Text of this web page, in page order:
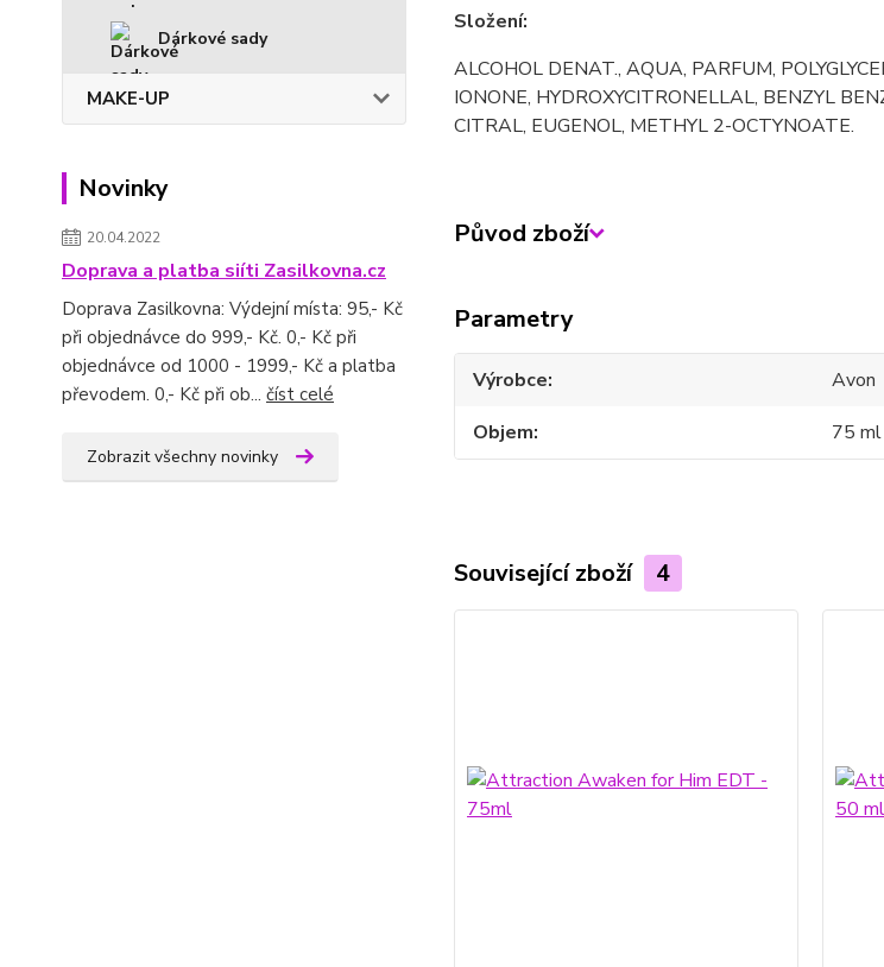
Dárkové sady
MAKE-UP
Novinky
20.04.2022
Doprava a platba siíti Zasilkovna.cz
Doprava Zasilkovna: Výdejní místa: 95,- Kč
při objednávce do 999,- Kč. 0,- Kč při
objednávce od 1000 - 1999,- Kč a platba
převodem. 0,- Kč při ob... číst celé
Zobrazit všechny novinky
Složení:
ALCOHOL DENAT., AQUA, PARFUM,
IONONE, HYDROXYCITRONELLAL, BENZYL
CITRAL, EUGENOL, METHYL 2-OCTYNOATE.
Původ zboží
Parametry
Výrobce
Avon
Objem
75 ml
Související zboží 4